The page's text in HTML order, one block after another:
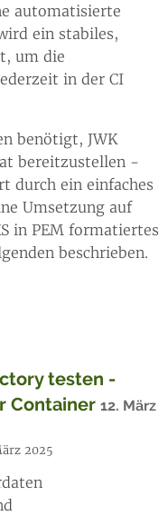
automatisierte
ein stabiles,
um die
in der CI
benötigt, JWK
bereitzustellen -
durch ein einfaches
Umsetzung auf
in PEM formatiertes
beschrieben.
testen -
Container 12. März
2025